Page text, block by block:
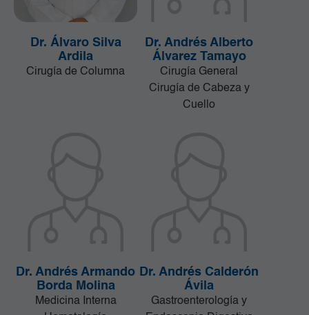
Dr. Álvaro Silva
Ardila
Cirugía de Columna
Dr. Andrés Alberto
Álvarez Tamayo
Cirugía General
Cirugía de Cabeza y
Cuello
Dr. Andrés Armando
Borda Molina
Medicina Interna
Dr. Andrés Calderón
Ávila
Gastroenterología y